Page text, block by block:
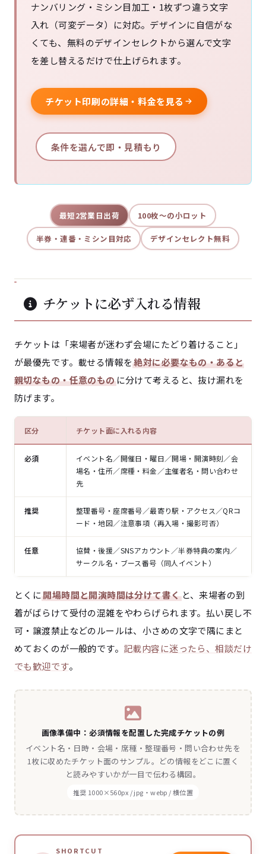
ナンバリング・ミシン目加工・1枚ずつ違う文字
入れ（可変データ）に対応。デザインに自信がな
くても、無料のデザインセレクトから選んで文字
を差し替えるだけで仕上げられます。
チケット印刷の詳細・料金を見る
条件を選んで即・見積もり
最短2営業日出荷 100枚〜の小ロット
半券・連番・ミシン目対応 デザインセレクト無料
チケットに必ず入れる情報
チケットは「来場者が迷わず会場にたどり着けること」
が最優先です。載せる情報を絶対に必要なもの・あると
親切なもの・任意のものに分けて考えると、抜け漏れを
防げます。
区分 チケット面に入れる内容
必須
イベント名／開催日・曜日／開場・開演時刻／会
場名・住所／席種・料金／主催者名・問い合わせ
先
推奨
整理番号・座席番号／最寄り駅・アクセス／QRコ
ード・地図／注意事項（再入場・撮影可否）
任意
協賛・後援／SNSアカウント／半券特典の案内／
サークル名・ブース番号（同人イベント）
とくに開場時間と開演時間は分けて書くと、来場者の到
着がばらけて受付の混雑をやわらげられます。払い戻し不
可・譲渡禁止などのルールは、小さめの文字で隅にまと
めておくのが一般的です。 記載内容に迷ったら、相談だけ
でも歓迎です。
画像準備中：必須情報を配置した完成チケットの例
イベント名・日時・会場・席種・整理番号・問い合わせ先を
1枚に収めたチケット面のサンプル。どの情報をどこに置く
と読みやすいかが一目で伝わる構図。
推奨 1000×560px / jpg・webp / 横位置
SHORTCUT